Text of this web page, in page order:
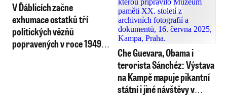
V Ďáblicích začne
exhumace ostatků tří
politických vězňů
popravených v roce 1949.
Che Guevara, Obama i
terorista Sánchéz: Výstava
na Kampě mapuje pikantní
státní i jiné návštěvy v